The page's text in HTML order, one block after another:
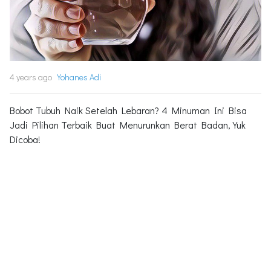
4 years ago Yohanes Adi
Bobot Tubuh Naik Setelah Lebaran? 4 Minuman Ini Bisa
Jadi Pilihan Terbaik Buat Menurunkan Berat Badan, Yuk
Dicoba!